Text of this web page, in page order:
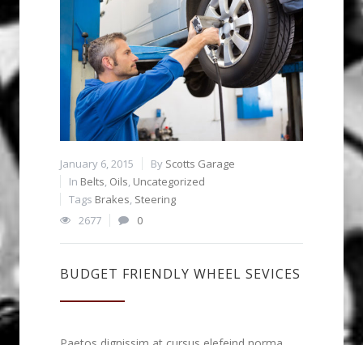
January 6, 2015 By Scotts Garage
In Belts, Oils, Uncategorized
Tags Brakes, Steering
2677
0
BUDGET FRIENDLY WHEEL SEVICES